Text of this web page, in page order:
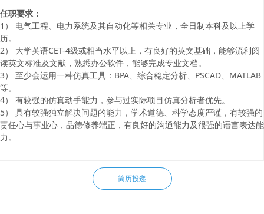
简历投递
任职要求：
1） 电气工程、电力系统及其自动化等相关专业，全日制本科及以上学
历。
2） 大学英语CET-4级或相当水平以上，有良好的英文基础，能够流利阅
读英文标准及文献，熟悉办公软件，能够完成专业文档。
3） 至少会运用一种仿真工具：BPA、综合稳定分析、PSCAD、MATLAB
等。
4） 有较强的仿真动手能力，参与过实际项目仿真分析者优先。
5） 具有较强独立解决问题的能力，学术道德、科学态度严谨，有较强的
责任心与事业心，品德修养端正，有良好的沟通能力及很强的语言表达能
力。